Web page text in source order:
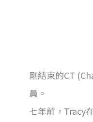
剛結束的CT
員。
七年前，Tracy